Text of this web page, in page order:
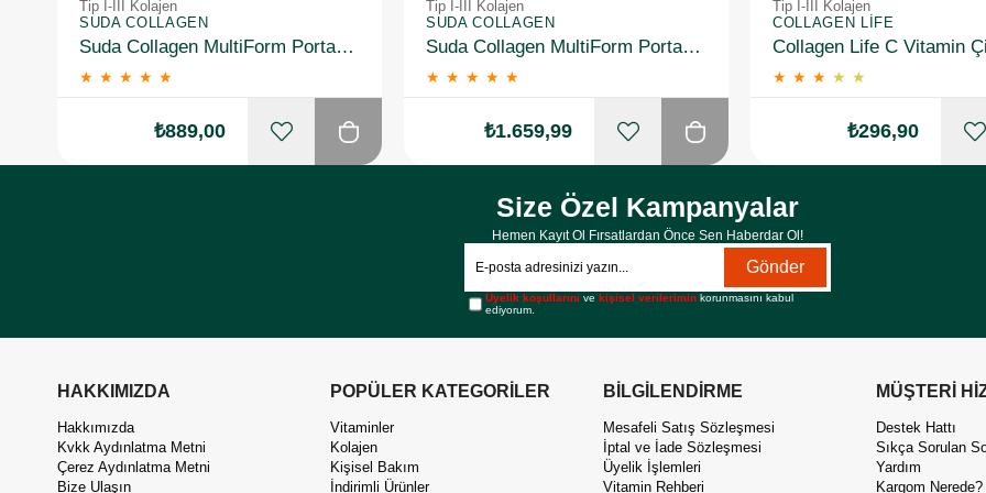
Tip I-III Kolajen
SUDA COLLAGEN
Suda Collagen MultiForm Portakal Aromalı Takviye Edici Gıda 360 g
★ ★ ★ ★ ★
₺889,00
Tip I-III Kolajen
SUDA COLLAGEN
Suda Collagen MultiForm Portakal Aromalı Takviye Edici Gıda 360 g 2 Adet
★ ★ ★ ★ ★
₺1.659,99
Tip I-III Kolajen
COLLAGEN LIFE
★ ★ ★ ★ ★
₺296,90
Size Özel Kampanyalar
Hemen Kayıt Ol Fırsatlardan Önce Sen Haberdar Ol!
Gönder
Üyelik koşullarını vekişisel verilerimin korunmasını kabul
ediyorum.
HAKKIMIZDA
Hakkımızda
Kvkk Aydınlatma Metni
Çerez Aydınlatma Metni
Bize Ulaşın
POPÜLER KATEGORİLER
Vitaminler
Kolajen
Kişisel Bakım
İndirimli Ürünler
BİLGİLENDİRME
Mesafeli Satış Sözleşmesi
İptal ve İade Sözleşmesi
Üyelik İşlemleri
Vitamin Rehberi
MÜŞTERİ
Destek Hattı
Sıkça Sorulan
Yardım
Kargom Nerede?